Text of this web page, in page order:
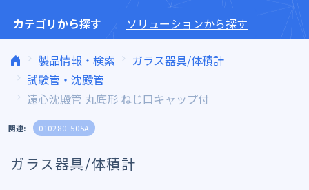
カテゴリから探す ソリューションから探す
製品情報・検索
ガラス器具/体積計
試験管・沈殿管
遠心沈殿管 丸底形 ねじ口キャップ付
関連: 010280-505A
ガラス器具/体積計